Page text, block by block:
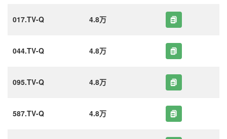
017.TV-Q 4.8万
044.TV-Q 4.8万
095.TV-Q 4.8万
587.TV-Q 4.8万